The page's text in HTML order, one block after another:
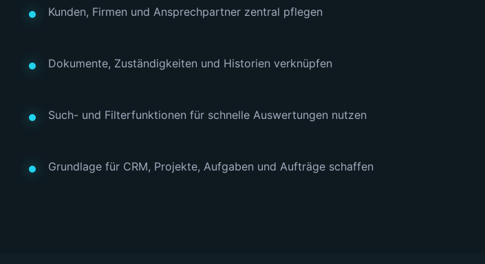
Kunden, Firmen und Ansprechpartner zentral pflegen
Dokumente, Zuständigkeiten und Historien verknüpfen
Such- und Filterfunktionen für schnelle Auswertungen nutzen
Grundlage für CRM, Projekte, Aufgaben und Aufträge schaffen